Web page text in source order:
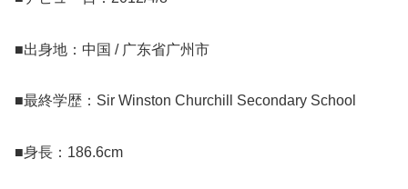
■出身地：中国 / 广东省广州市
■最終学歴：Sir Winston Churchill Secondary School
■身長：186.6cm